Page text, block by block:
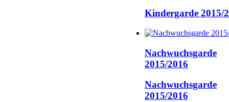
Kindergarde 2015/
Nachwuchsgarde
2015/2016
Nachwuchsgarde
2015/2016